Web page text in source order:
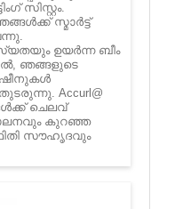
സിസ്റ്റം.
സ്മാർട്ട്
ഉയർന്ന ബീം
ഞങ്ങളുടെ
Accurl@
ചെലവ്
കുറഞ്ഞ
സൗഹൃദവും